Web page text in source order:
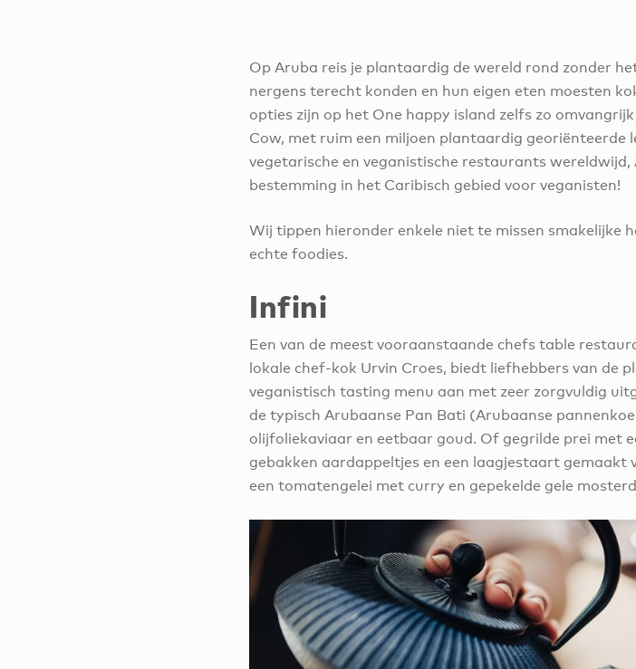
Op Aruba reis je plantaardig de wereld rond zonder
nergens terecht konden en hun eigen eten moesten
opties zijn op het One happy island zelfs zo
Cow, met ruim een miljoen plantaardig georiënteerde
vegetarische en veganistische restaurants
bestemming in het Caribisch gebied voor veganisten!
Wij tippen hieronder enkele niet te missen smakelijke
echte foodies.
Infini
Een van de meest vooraanstaande chefs table
lokale chef-kok Urvin Croes, biedt liefhebbers van de
veganistisch tasting menu aan met zeer zorgvuldig
de typisch Arubaanse Pan Bati (Arubaanse
olijfoliekaviaar en eetbaar goud. Of gegrilde prei met
gebakken aardappeltjes en een laagjestaart gemaakt
een tomatengelei met curry en gepekelde gele